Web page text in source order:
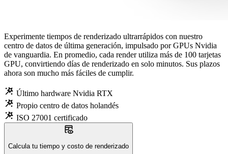
Experimente tiempos de renderizado ultrarrápidos con nuestro
centro de datos de última generación, impulsado por GPUs Nvidia
de vanguardia. En promedio, cada render utiliza más de 100 tarjetas
GPU, convirtiendo días de renderizado en solo minutos. Sus plazos
ahora son mucho más fáciles de cumplir.
wand_stars Último hardware Nvidia RTX
wand_stars Propio centro de datos holandés
wand_stars ISO 27001 certificado
table_eye
Calcula tu tiempo y costo de renderizado